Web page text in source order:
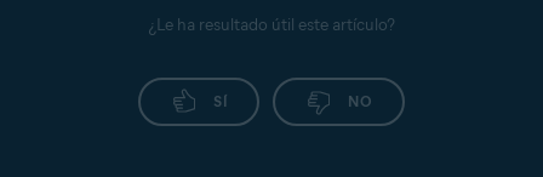
¿Le ha resultado útil este artículo?
SÍ NO